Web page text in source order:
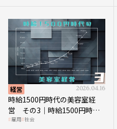
経営 2026.04.16
時給1500円時代の美容室経
営 その3｜時給1500円時
代、美容業はどのような影響
雇用 社会